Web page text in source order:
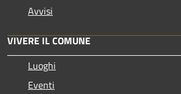
Avvisi
VIVERE IL COMUNE
Luoghi
Eventi